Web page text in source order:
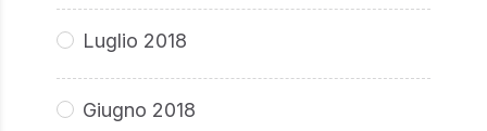
Luglio 2018
Giugno 2018